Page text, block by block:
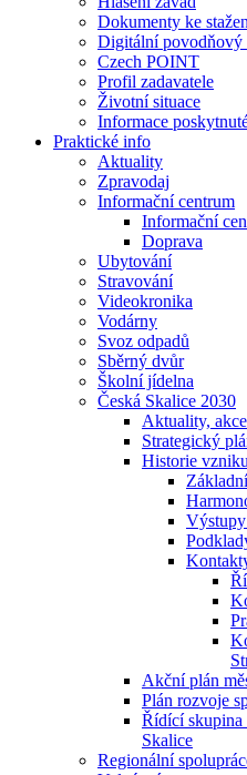
Dokumenty ke
Digitální povodňový
Czech POINT
Profil zadavatele
Životní situace
Informace
Praktické info
Aktuality
Zpravodaj
Informační centrum
Informační
Doprava
Ubytování
Stravování
Videokronika
Vodárny
Svoz odpadů
Sběrný dvůr
Školní jídelna
Česká Skalice 2030
Aktuality, akce
Strategický
Historie
Akční plán
Plán rozvoje
Řídící skupina
Skalice
Regionální